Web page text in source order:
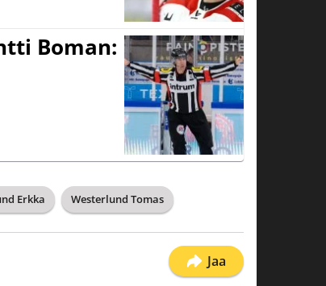
Boman:
Erkka Westerlund Tomas
Jaa